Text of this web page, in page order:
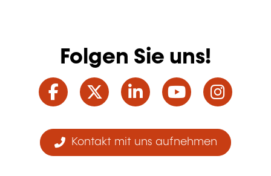
Folgen Sie uns!
Facebook
TwitterLinkedInYouTube
Kontakt mit uns aufnehmen